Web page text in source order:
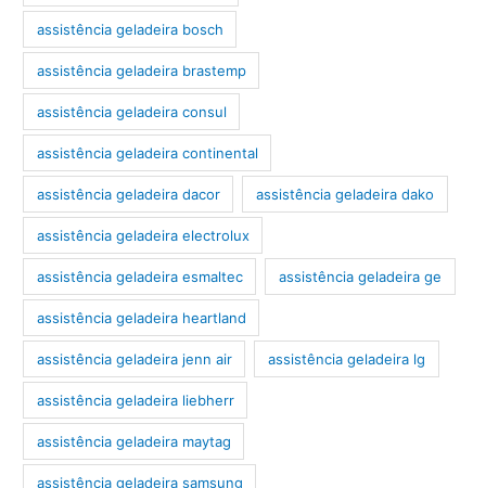
assistência geladeira bosch
assistência geladeira brastemp
assistência geladeira consul
assistência geladeira continental
assistência geladeira dacor assistência geladeira dako
assistência geladeira electrolux
assistência geladeira esmaltec assistência geladeira ge
assistência geladeira heartland
assistência geladeira jenn air assistência geladeira lg
assistência geladeira liebherr
assistência geladeira maytag
assistência geladeira samsung